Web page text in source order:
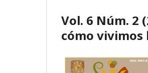
Vol. 6 Núm. 2
cómo vivimos